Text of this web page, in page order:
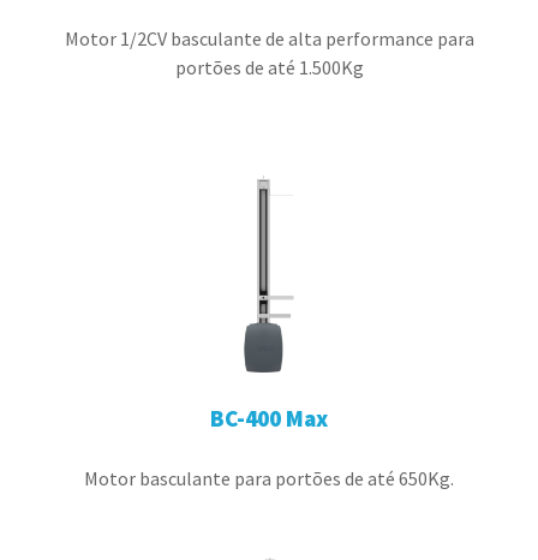
Motor 1/2CV basculante de alta performance para
portões de até 1.500Kg
BC-400 Max
Motor basculante para portões de até 650Kg.